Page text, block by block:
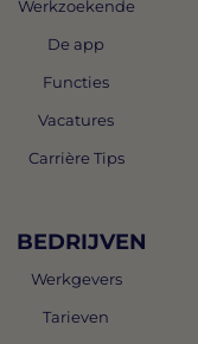
Werkzoekende
De app
Functies
Vacatures
Carrière Tips
BEDRIJVEN
Werkgevers
Tarieven